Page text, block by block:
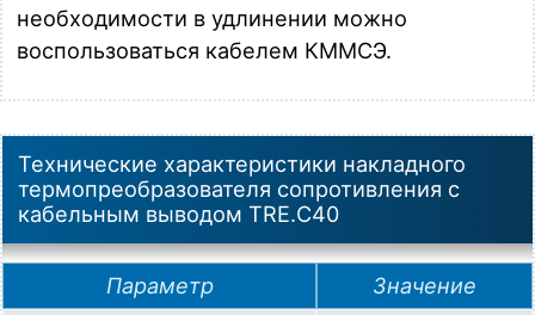
необходимости в удлинении можно
воспользоваться кабелем КММСЭ.
Технические характеристики накладного
термопреобразователя сопротивления с
кабельным выводом TRE.C40
Параметр Значение